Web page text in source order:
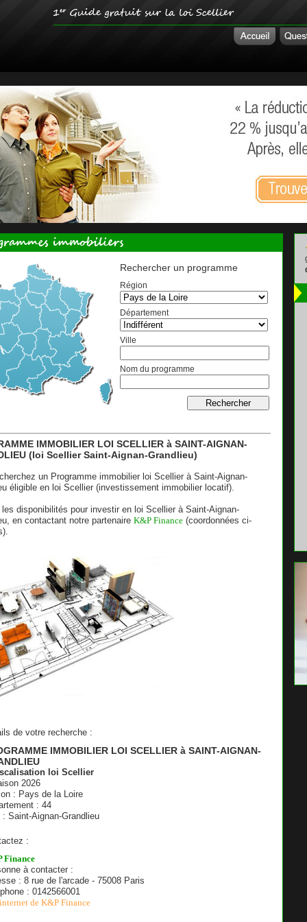
Rechercher un programme
Région
Département
Ville
Nom du programme
IMMOBILIER LOI SCELLIER à SAINT-AIGNAN-
(loi Scellier Saint-Aignan-Grandlieu)
un Programme immobilier loi Scellier à Saint-Aignan-
éligible en loi Scellier (investissement immobilier locatif).
disponibilités pour investir en loi Scellier à Saint-Aignan-
en contactant notre partenaire K&P Finance (coordonnées ci-
de votre recherche :
IMMOBILIER LOI SCELLIER à SAINT-AIGNAN-
loi Scellier
2026
: Pays de la Loire
: 44
: Saint-Aignan-Grandlieu
:
Finance
à contacter :
: 8 rue de l'arcade - 75008 Paris
: 0142566001
de K&P Finance